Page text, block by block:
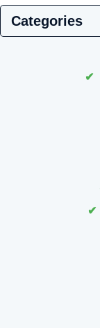
Categories